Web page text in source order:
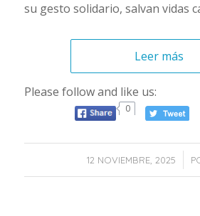
su gesto solidario, salvan vidas
Leer más
Please follow and like us:
0
12 NOVIEMBRE, 2025
/